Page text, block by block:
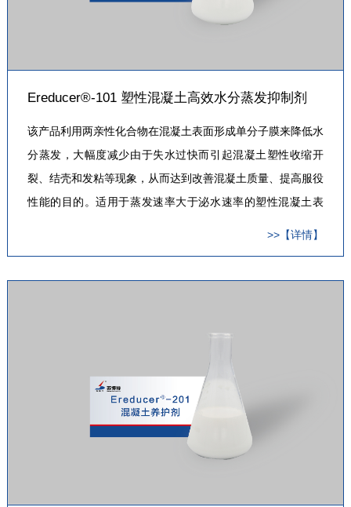
Ereducer®-101 塑性混凝土高效水分蒸发抑制剂
该产品利用两亲性化合物在混凝土表面形成单分子膜来降低水
分蒸发，大幅度减少由于失水过快而引起混凝土塑性收缩开
裂、结壳和发粘等现象，从而达到改善混凝土质量、提高服役
性能的目的。适用于蒸发速率大于泌水速率的塑性混凝土表
>>【详情】